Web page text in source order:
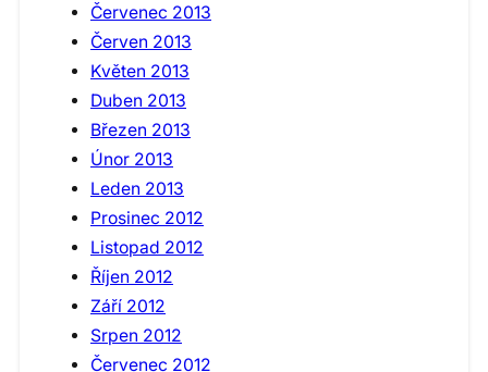
Červenec 2013
Červen 2013
Květen 2013
Duben 2013
Březen 2013
Únor 2013
Leden 2013
Prosinec 2012
Listopad 2012
Říjen 2012
Září 2012
Srpen 2012
Červenec 2012